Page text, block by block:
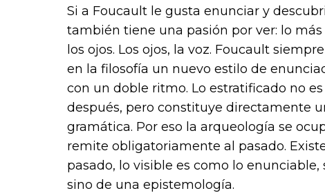
Si a Foucault le gusta enunciar y
también tiene una pasión por ver: lo
los ojos. Los ojos, la voz. Foucault
en la filosofía un nuevo estilo de
con un doble ritmo. Lo estratificado no
después, pero constituye directamente
gramática. Por eso la arqueología se
remite obligatoriamente al pasado.
pasado, lo visible es como lo
sino de una epistemología.